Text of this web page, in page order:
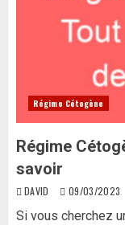
Régime Cétogène
Régime
savoir
DAVID 09/03/2023
Si vous cherchez